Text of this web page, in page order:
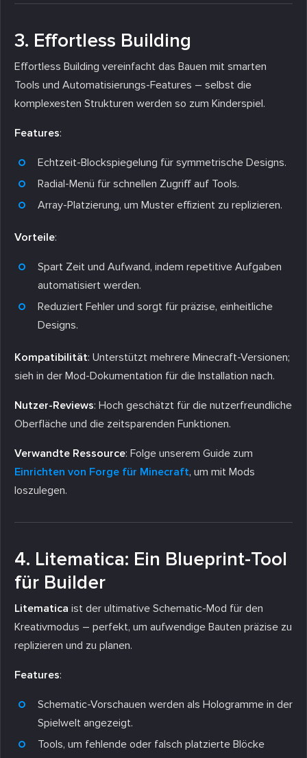
3. Effortless Building
Effortless Building vereinfacht das Bauen mit smarten
Tools und Automatisierungs-Features – selbst die
komplexesten Strukturen werden so zum Kinderspiel.
Features:
Echtzeit-Blockspiegelung für symmetrische Designs.
Radial-Menü für schnellen Zugriff auf Tools.
Array-Platzierung, um Muster effizient zu replizieren.
Vorteile:
Spart Zeit und Aufwand, indem repetitive Aufgaben
automatisiert werden.
Reduziert Fehler und sorgt für präzise, einheitliche
Designs.
Kompatibilität: Unterstützt mehrere Minecraft-Versionen;
sieh in der Mod-Dokumentation für die Installation nach.
Nutzer-Reviews: Hoch geschätzt für die nutzerfreundliche
Oberfläche und die zeitsparenden Funktionen.
Verwandte Ressource: Folge unserem Guide zum
Einrichten von Forge für Minecraft, um mit Mods
loszulegen.
4. Litematica: Ein Blueprint-Tool
für Builder
Litematica ist der ultimative Schematic-Mod für den
Kreativmodus – perfekt, um aufwendige Bauten präzise zu
replizieren und zu planen.
Features:
Schematic-Vorschauen werden als Hologramme in der
Spielwelt angezeigt.
Tools, um fehlende oder falsch platzierte Blöcke